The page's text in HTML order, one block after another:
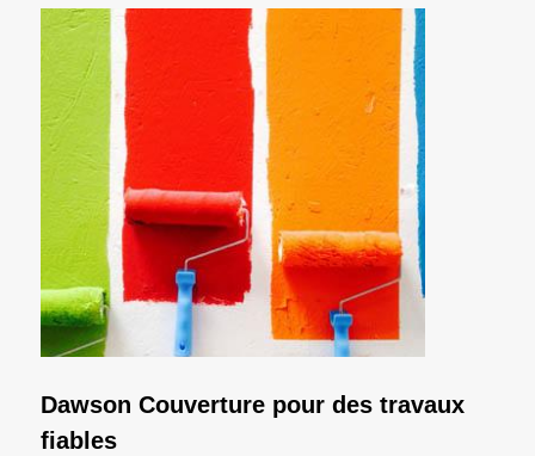
Dawson Couverture pour des travaux
fiables